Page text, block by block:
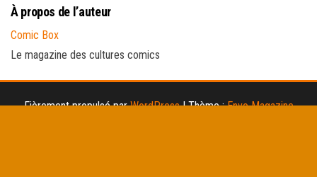
À propos de l’auteur
Comic Box
Le magazine des cultures comics
Fièrement propulsé parWordPress |Thème :Envo Magazine